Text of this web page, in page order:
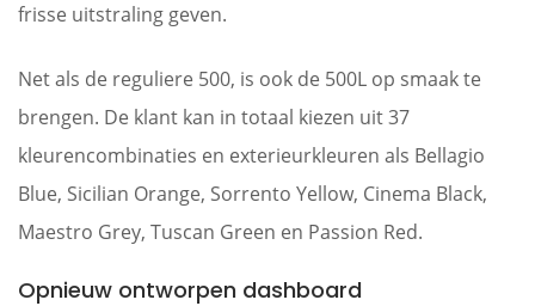
frisse uitstraling geven.
Net als de reguliere 500, is ook de 500L op smaak te
brengen. De klant kan in totaal kiezen uit 37
kleurencombinaties en exterieurkleuren als Bellagio
Blue, Sicilian Orange, Sorrento Yellow, Cinema Black,
Maestro Grey, Tuscan Green en Passion Red.
Opnieuw ontworpen dashboard